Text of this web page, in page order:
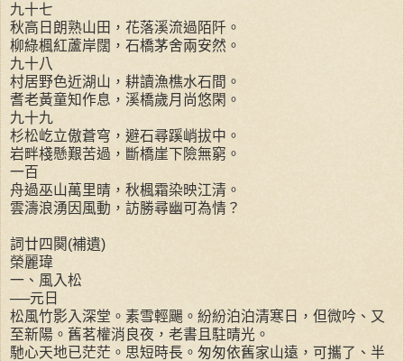
九十七
秋高日朗熟山田，花落溪流過陌阡。
柳綠楓紅蘆岸闊，石橋茅舍兩安然。
九十八
村居野色近湖山，耕讀漁樵水石間。
耆老黃童知作息，溪橋歲月尚悠閑。
九十九
杉松屹立傲蒼穹，避石尋蹊峭拔中。
岩畔棧懸艱苦過，斷橋崖下險無窮。
一百
舟過巫山萬里晴，秋楓霜染映江清。
雲濤浪湧因風動，訪勝尋幽可為情？
詞廿四闋(補遺)
榮麗瑋
一、風入松
──元日
松風竹影入深堂。素雪輕颺。紛紛泊泊清寒日，但微吟、又
至新陽。舊茗權消良夜，老書且駐晴光。
馳心天地已茫茫。思短時長。匆匆依舊家山遠，可攜了、半